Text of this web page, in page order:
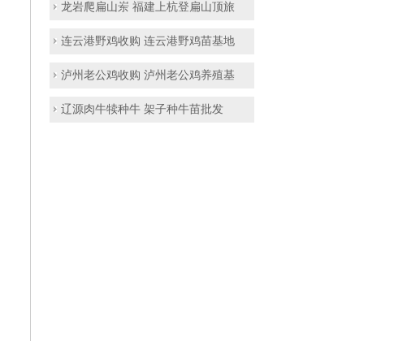
龙岩爬扁山岽 福建上杭登扁山顶旅
连云港野鸡收购 连云港野鸡苗基地
泸州老公鸡收购 泸州老公鸡养殖基
辽源肉牛犊种牛 架子种牛苗批发